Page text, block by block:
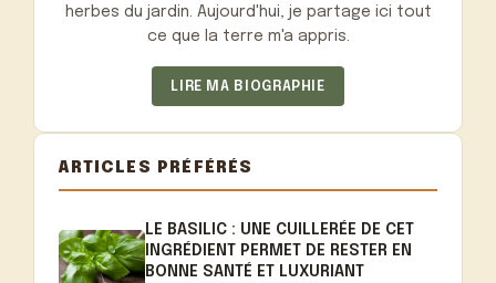
herbes du jardin. Aujourd'hui, je partage ici tout
ce que la terre m'a appris.
LIRE MA BIOGRAPHIE
ARTICLES PRÉFÉRÉS
LE BASILIC : UNE CUILLERÉE DE CET
INGRÉDIENT PERMET DE RESTER EN
BONNE SANTÉ ET LUXURIANT